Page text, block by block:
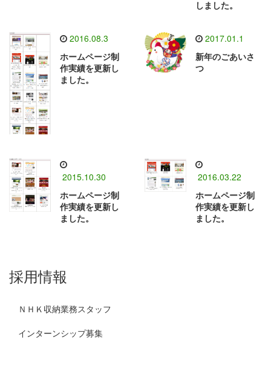
しました。
2016.08.3
ホームページ制
作実績を更新し
ました。
2017.01.1
新年のごあいさ
つ
2015.10.30
ホームページ制
作実績を更新し
ました。
2016.03.22
ホームページ制
作実績を更新し
ました。
採用情報
ＮＨＫ収納業務スタッフ
インターンシップ募集